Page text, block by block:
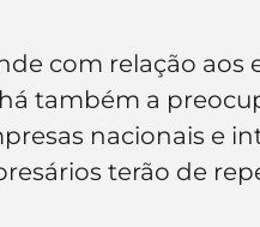
Papelaria
com relação aos
também a
nacionais e
terão de